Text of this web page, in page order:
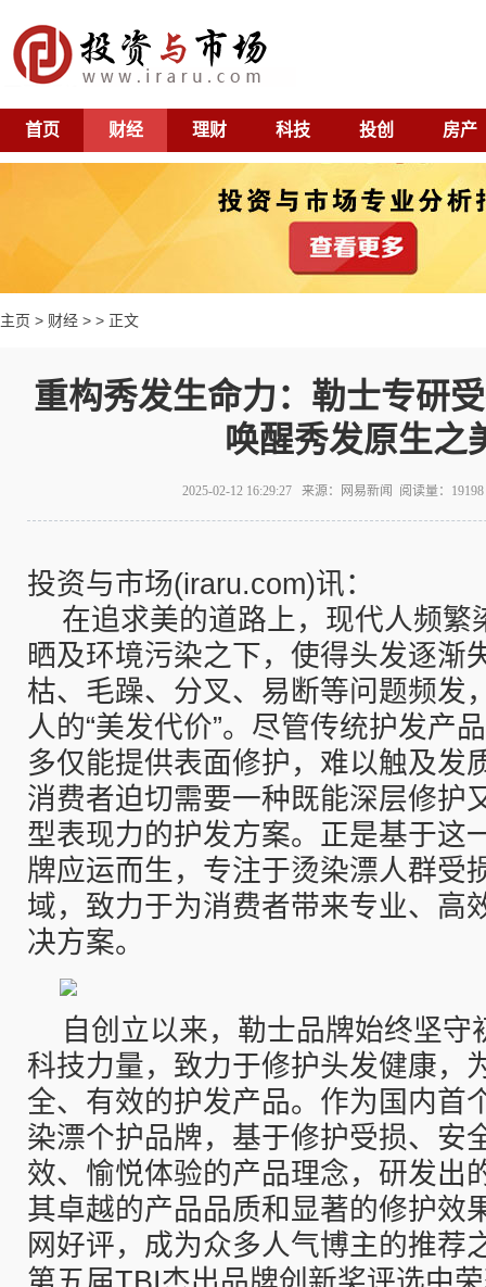
首页 财经 理财 科技 投创 房产
主页 > 财经 > > 正文
重构秀发生命力：勒士专研
唤醒秀发原生之
2025-02-12 16:29:27 来源：网易新闻 阅读量：
投资与市场(iraru.com)讯：
在追求美的道路上，现代人频繁
晒及环境污染之下，使得头发逐渐
枯、毛躁、分叉、易断等问题频发
人的“美发代价”。尽管传统护发产
多仅能提供表面修护，难以触及发
消费者迫切需要一种既能深层修护
型表现力的护发方案。正是基于这
牌应运而生，专注于烫染漂人群受
域，致力于为消费者带来专业、高
决方案。
自创立以来，勒士品牌始终坚守
科技力量，致力于修护头发健康，
全、有效的护发产品。作为国内首
染漂个护品牌，基于修护受损、安
效、愉悦体验的产品理念，研发出
其卓越的产品品质和显著的修护效
网好评，成为众多人气博主的推荐